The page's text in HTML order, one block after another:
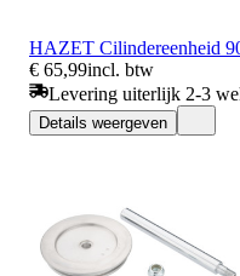
HAZET Cilindereenheid
€ 65,99incl. btw
Levering uiterlijk 2-3
Details weergeven